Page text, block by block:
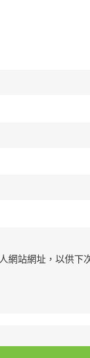
網站網址，以供下